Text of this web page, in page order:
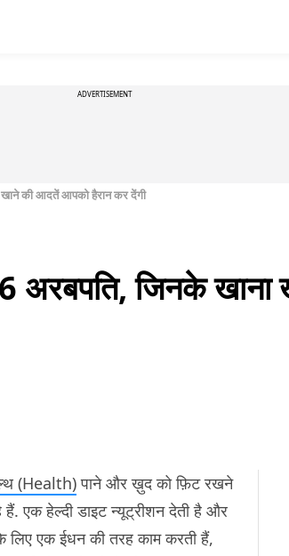
ADVERTISEMENT
खाने की आदतें आपको हैरान कर देंगी
अरबपति, जिनके
(Health)पाने और ख़ुद को फ़िट रखने
एक हेल्दी डाइट न्यूट्रीशन देती है और
लिए एक ईधन की तरह काम करती हैं,